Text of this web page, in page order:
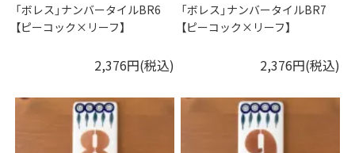
「ボレス」ナンバータイルBR6
【ピーコック×リーフ】
2,376円(税込)
「ボレス」ナンバータイルBR7
【ピーコック×リーフ】
2,376円(税込)